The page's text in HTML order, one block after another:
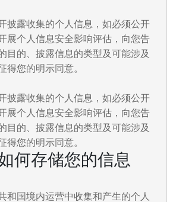
披露收集的个人信息，如必须公开
展个人信息安全影响评估，向您告
目的、披露信息的类型及可能涉及
得您的明示同意。
披露收集的个人信息，如必须公开
展个人信息安全影响评估，向您告
目的、披露信息的类型及可能涉及
得您的明示同意。
何存储您的信息
和国境内运营中收集和产生的个人